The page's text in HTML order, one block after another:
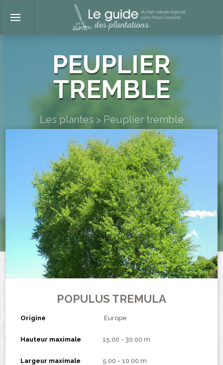
PEUPLIER
TREMBLE
Les plantes > Peuplier tremble
POPULUS TREMULA
Origine Europe
Hauteur maximale 15.00 - 30.00 m
Largeur maximale 5.00 - 10.00 m